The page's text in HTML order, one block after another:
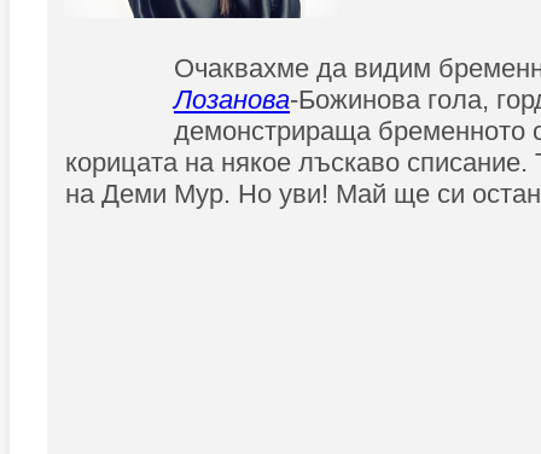
Очаквахме да видим
Лозанова-Божинова гола,
демонстрираща бременното
корицата на някое лъскаво
на Деми Мур. Но уви! Май ще си